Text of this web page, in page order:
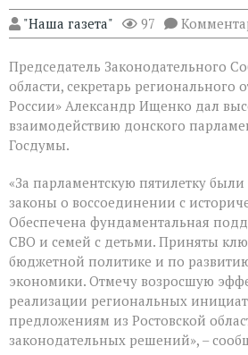
"Наша газета" 97
Председатель Законодательного
области, секретарь регионального
России» Александр Ищенко дал
взаимодействию донского
Госдумы.
«За парламентскую пятилетку
законы о воссоединении с
Обеспечена фундаментальная
СВО и семей с детьми. Приняты
бюджетной политике и по
экономики. Отмечу возросшую
реализации региональных
предложениям из Ростовской
законодательных решений», –